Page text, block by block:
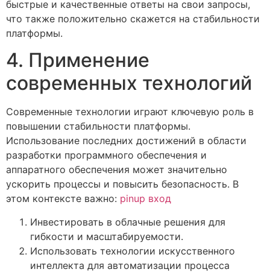
быстрые и качественные ответы на свои запросы,
что также положительно скажется на стабильности
платформы.
4. Применение
современных технологий
Современные технологии играют ключевую роль в
повышении стабильности платформы.
Использование последних достижений в области
разработки программного обеспечения и
аппаратного обеспечения может значительно
ускорить процессы и повысить безопасность. В
этом контексте важно: pinup вход
Инвестировать в облачные решения для
гибкости и масштабируемости.
Использовать технологии искусственного
интеллекта для автоматизации процесса